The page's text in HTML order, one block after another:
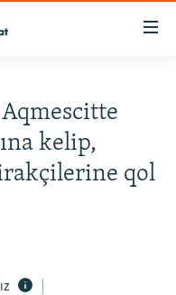
Aqmescitte
kelip,
qol